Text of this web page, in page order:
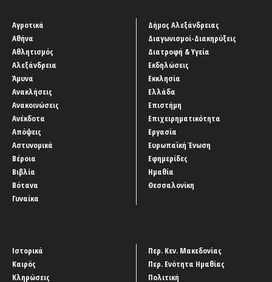
Αγροτικά
Αθήνα
Αθλητισμός
Αλεξάνδρεια
Άμυνα
Ανακλήσεις
Ανακοινώσεις
Ανέκδοτα
Απόψεις
Αστυνομικά
Βέροια
Βιβλία
Βότανα
Γυναίκα
Δήμος Αλεξάνδρειας
Διαγωνισμοί-Διακηρύξεις
Διατροφή & Υγεία
Εκδηλώσεις
Εκκλησία
Ελλάδα
Επιστήμη
Επιχειρηματικότητα
Εργασία
Ευρωπαϊκή Ένωση
Εφημερίδες
Ημαθία
Θεσσαλονίκη
Ιστορικά
Καιρός
Κληρώσεις
Περ. Κεν. Μακεδονίας
Περ. Ενότητα Ημαθίας
Πολιτική